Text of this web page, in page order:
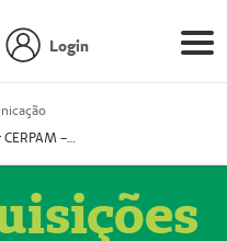
Login
Prestador CERPAM – Centro de Reabilitação S/S Ltda-ME (52004274-8)